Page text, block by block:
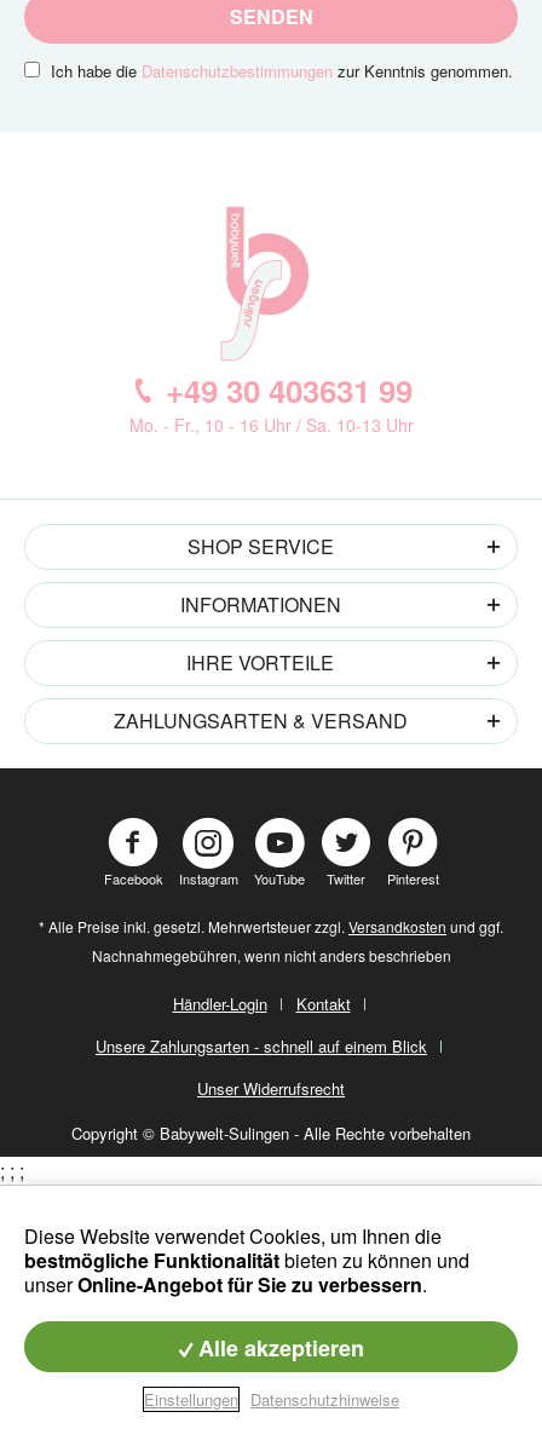
SENDEN
Ich habe die Datenschutzbestimmungen zur Kenntnis genommen.
+49 30 403631 99
Mo. - Fr., 10 - 16 Uhr / Sa. 10-13 Uhr
SHOP SERVICE
INFORMATIONEN
IHRE VORTEILE
ZAHLUNGSARTEN & VERSAND
Facebook Instagram YouTube Twitter Pinterest
* Alle Preise inkl. gesetzl. Mehrwertsteuer zzgl. Versandkosten und ggf.
Nachnahmegebühren, wenn nicht anders beschrieben
Händler-Login
Kontakt
Unsere Zahlungsarten - schnell auf einem Blick
Unser Widerrufsrecht
Copyright © Babywelt-Sulingen - Alle Rechte vorbehalten
Diese Website verwendet Cookies, um Ihnen die
bestmögliche Funktionalitätbieten zu können und
unserOnline-Angebot für Sie zu verbessern.
Alle akzeptieren
Einstellungen Datenschutzhinweise
; ; ;